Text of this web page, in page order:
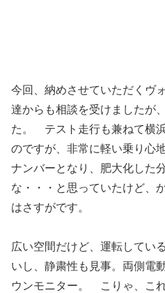
今回、納めさせていただく
達からも相談を受けましたが
た。 テスト走行も兼ねて横
のですが、非常に軽い乗り心
ナンバーとなり、肥大化した
な・・・と思っていたけど、
はさすがです。
広い空間だけど、運転してい
いし、静粛性も見事。両側電
ウンモニター。 こりゃ、こ